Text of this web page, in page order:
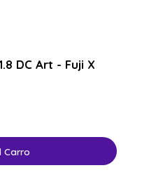
DC Art - Fuji X
Carro